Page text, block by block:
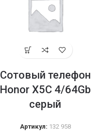
Сотовый телефон
Honor X5С 4/64Gb
серый
Артикул: 132 958